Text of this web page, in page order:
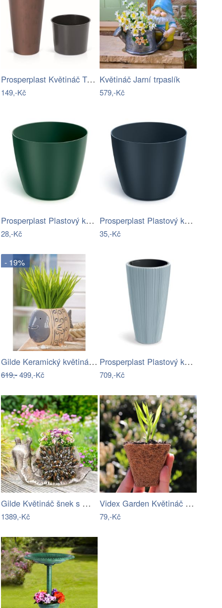
Prosperplast Květináč Tubus Effect…
149,-Kč
Květináč Jarní trpaslík
579,-Kč
Prosperplast Plastový květináč REGULAS…
28,-Kč
Prosperplast Plastový květináč REGULAS…
35,-Kč
- 19%
Gilde Keramický květináč s rybou Enno,…
619,-499,-Kč
Prosperplast Plastový květináč OROS 39…
709,-Kč
Gilde Květináč šnek s mozaikou \"Selma\"
1389,-Kč
Videx Garden Květináč z kokosového…
79,-Kč